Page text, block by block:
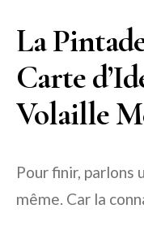
La
Carte
Volaille
Pour finir, parlons
même. Car la